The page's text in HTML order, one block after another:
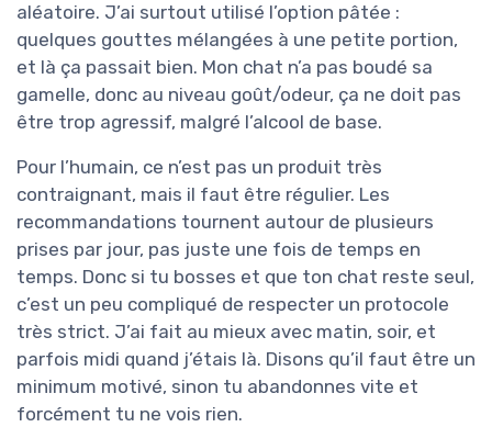
aléatoire. J’ai surtout utilisé l’option pâtée :
quelques gouttes mélangées à une petite portion,
et là ça passait bien. Mon chat n’a pas boudé sa
gamelle, donc au niveau goût/odeur, ça ne doit pas
être trop agressif, malgré l’alcool de base.
Pour l’humain, ce n’est pas un produit très
contraignant, mais il faut être régulier. Les
recommandations tournent autour de plusieurs
prises par jour, pas juste une fois de temps en
temps. Donc si tu bosses et que ton chat reste seul,
c’est un peu compliqué de respecter un protocole
très strict. J’ai fait au mieux avec matin, soir, et
parfois midi quand j’étais là. Disons qu’il faut être un
minimum motivé, sinon tu abandonnes vite et
forcément tu ne vois rien.